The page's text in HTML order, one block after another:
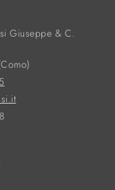
Giuseppe & C.